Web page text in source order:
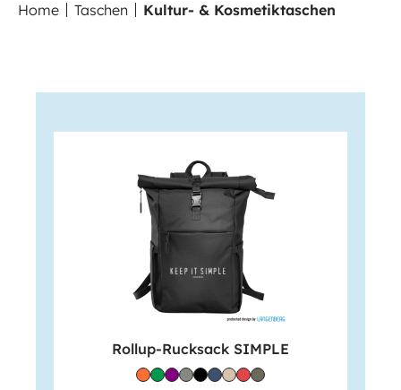
Home Taschen Kultur- & Kosmetiktaschen
Rollup-Rucksack SIMPLE